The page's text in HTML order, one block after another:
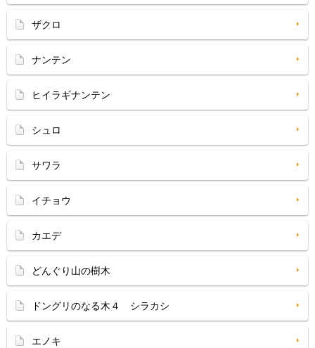
ザクロ
ナンテン
ヒイラギナンテン
シュロ
サワラ
イチョウ
カエデ
どんぐり山の樹木
ドングリのなる木４ シラカシ
エノキ